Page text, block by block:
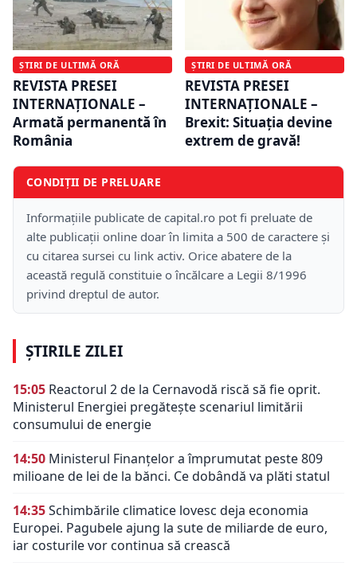
ȘTIRI DE ULTIMĂ ORĂ
REVISTA PRESEI
INTERNAŢIONALE –
Armată permanentă în
România
ȘTIRI DE ULTIMĂ ORĂ
REVISTA PRESEI
INTERNAŢIONALE –
Brexit: Situaţia devine
extrem de gravă!
CONDIȚII DE PRELUARE
Informațiile publicate de capital.ro pot fi preluate de
alte publicații online doar în limita a 500 de caractere și
cu citarea sursei cu link activ. Orice abatere de la
această regulă constituie o încălcare a Legii 8/1996
privind dreptul de autor.
ȘTIRILE ZILEI
15:05 Reactorul 2 de la Cernavodă riscă să fie oprit.
Ministerul Energiei pregătește scenariul limitării
consumului de energie
14:50 Ministerul Finanțelor a împrumutat peste 809
milioane de lei de la bănci. Ce dobândă va plăti statul
14:35Schimbările climatice lovesc deja economia
Europei. Pagubele ajung la sute de miliarde de euro,
iar costurile vor continua să crească